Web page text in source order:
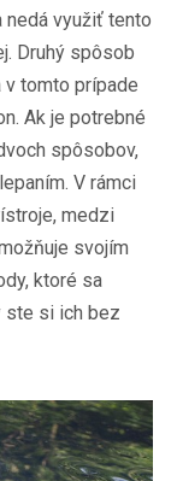
nedá využiť tento
Druhý spôsob
v tomto prípade
Ak je potrebné
spôsobov,
V rámci
medzi
svojím
ktoré sa
ste si ich bez